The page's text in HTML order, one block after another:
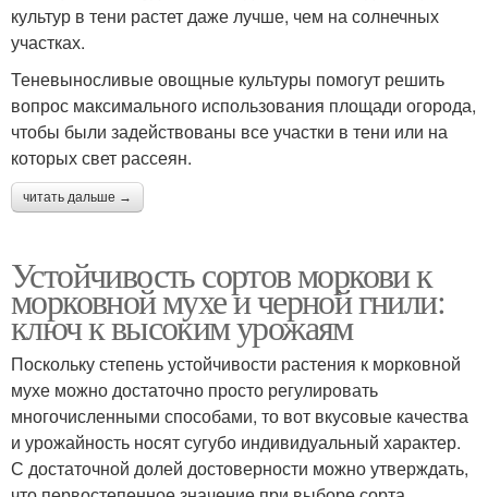
культур в тени растет даже лучше, чем на солнечных
участках.
Теневыносливые овощные культуры помогут решить
вопрос максимального использования площади огорода,
чтобы были задействованы все участки в тени или на
которых свет рассеян.
читать дальше →
Устойчивость сортов моркови к
морковной мухе и черной гнили:
ключ к высоким урожаям
Поскольку степень устойчивости растения к морковной
мухе можно достаточно просто регулировать
многочисленными способами, то вот вкусовые качества
и урожайность носят сугубо индивидуальный характер.
С достаточной долей достоверности можно утверждать,